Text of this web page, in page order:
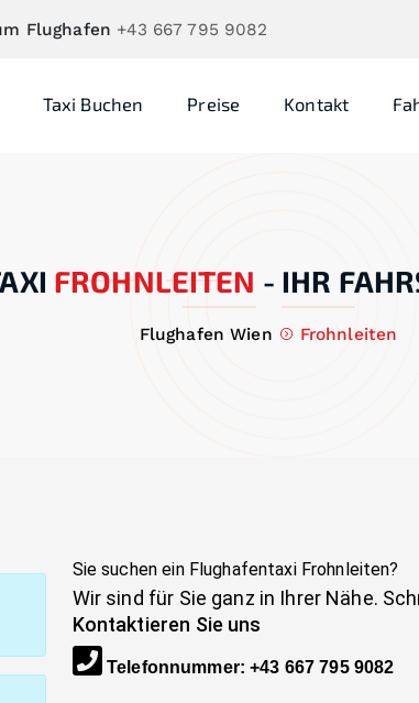
Flughafen +43 667 795 9082
Taxi Buchen Preise Kontakt
FROHNLEITEN - IHR
Flughafen Wien Frohnleiten
Sie suchen ein Flughafentaxi Frohnleiten?
Wir sind für Sie ganz in Ihrer Nähe.
Kontaktieren Sie uns
Telefonnummer:+43 667 795 9082